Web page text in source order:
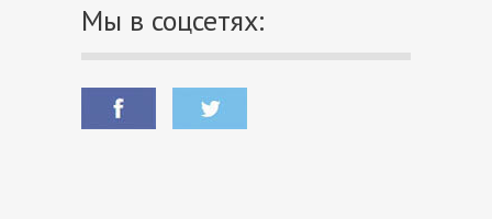
Мы в соцсетях: